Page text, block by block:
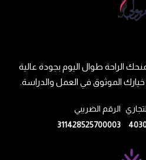
الراحة طوال اليوم بجودة عالية
الموثوق في العمل والدراسة.
الرقم الضريبي
311428525700003